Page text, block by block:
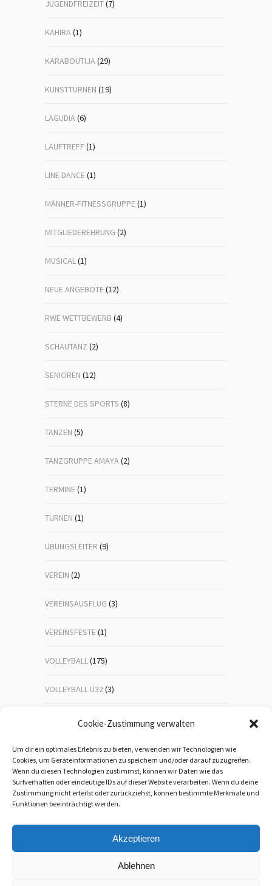
Cookie-Zustimmung verwalten
Um dir ein optimales Erlebnis zu bieten, verwenden wir Technologien wie
Cookies, um Geräteinformationen zu speichern und/oder darauf zuzugreifen.
Wenn du diesen Technologien zustimmst, können wir Daten wie das
Surfverhalten oder eindeutige IDs auf dieser Website verarbeiten. Wenn du deine
Zustimmung nicht erteilst oder zurückziehst, können bestimmte Merkmale und
Funktionen beeinträchtigt werden.
Akzeptieren
Ablehnen
JUGENDFREIZEIT(7)
KAHIRA(1)
KARABOUTIJA(29)
KUNSTTURNEN (19)
LAGUDIA(6)
LAUFTREFF (1)
LINE DANCE(1)
MÄNNER-FITNESSGRUPPE(1)
MITGLIEDEREHRUNG (2)
MUSICAL(1)
NEUE ANGEBOTE(12)
RWE WETTBEWERB (4)
SCHAUTANZ (2)
SENIOREN (12)
STERNE DES SPORTS (8)
TANZEN (5)
TANZGRUPPE AMAYA(2)
TERMINE(1)
TURNEN (1)
ÜBUNGSLEITER (9)
VEREIN (2)
VEREINSAUSFLUG (3)
VEREINSFESTE(1)
VOLLEYBALL(175)
VOLLEYBALL Ü32(3)
VOLLEYBALL-JUGEND (23)
WANDERN(192)
WEIHNACHTSFEIER(1)
WEITERBILDUNG(5)